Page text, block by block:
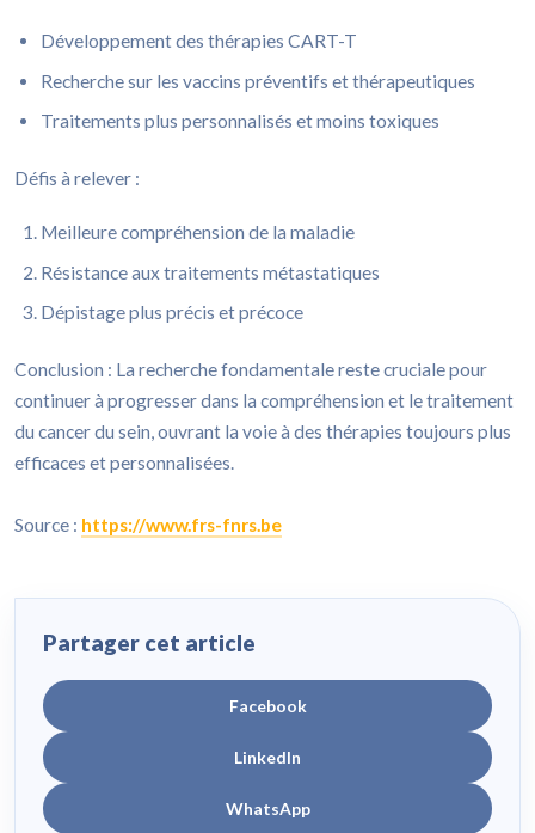
Développement des thérapies CART-T
Recherche sur les vaccins préventifs et thérapeutiques
Traitements plus personnalisés et moins toxiques
Défis à relever :
Meilleure compréhension de la maladie
Résistance aux traitements métastatiques
Dépistage plus précis et précoce
Conclusion : La recherche fondamentale reste cruciale pour
continuer à progresser dans la compréhension et le traitement
du cancer du sein, ouvrant la voie à des thérapies toujours plus
efficaces et personnalisées.
Source : https://www.frs-fnrs.be
Partager cet article
Facebook
LinkedIn
WhatsApp